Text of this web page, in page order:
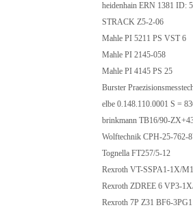
heidenhain ERN 1381 ID:
STRACK Z5-2-06
Mahle PI 5211 PS VST 6
Mahle PI 2145-058
Mahle PI 4145 PS 25
Burster
elbe 0.148.110.0001 S =
brinkmann TB16/90-
Wolftechnik CPH-25-762-
Tognella FT257/5-12
Rexroth VT-SSPA1-1X/
Rexroth ZDREE 6 VP3-
Rexroth 7P Z31 BF6-